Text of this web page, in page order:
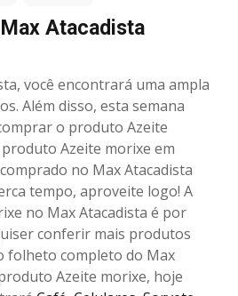
Atacadista
você encontrará uma ampla
Além disso, esta semana
o produto Azeite
Azeite morixe em
no Max Atacadista
tempo, aproveite logo! A
no Max Atacadista é por
conferir mais produtos
folheto completo do Max
Azeite morixe, hoje